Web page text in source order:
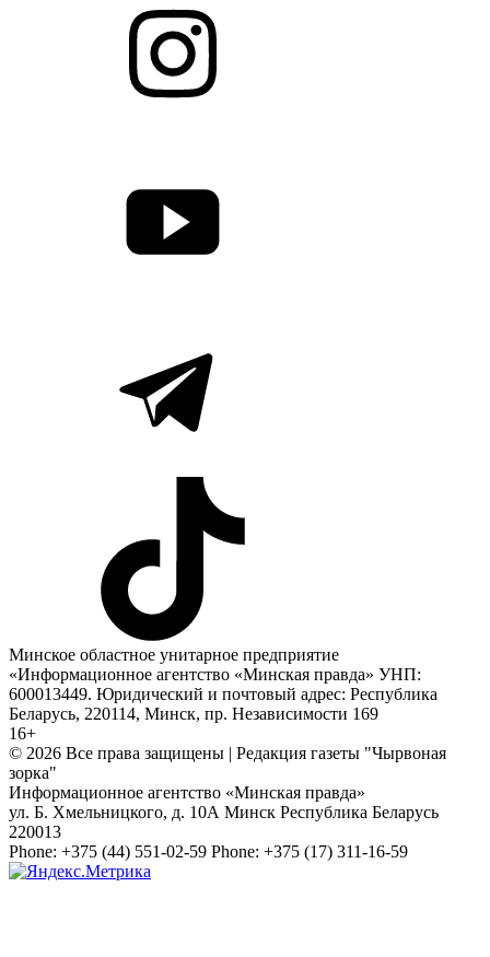
Минское областное унитарное предприятие
«Информационное агентство «Минская правда» УНП:
600013449. Юридический и почтовый адрес: Республика
Беларусь, 220114, Минск, пр. Независимости 169
16+
© 2026 Все права защищены | Редакция газеты "Чырвоная
зорка"
Информационное агентство «Минская правда»
ул. Б. Хмельницкого, д. 10А Минск Республика Беларусь
220013
Phone: +375 (44) 551-02-59 Phone: +375 (17) 311-16-59